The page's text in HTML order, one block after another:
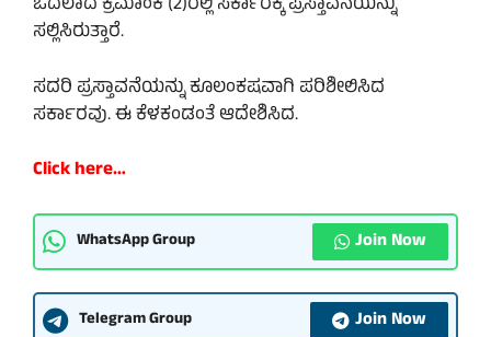
ಸಲ್ಲಿಸಿರುತ್ತಾರೆ.
ಸದರಿ ಪ್ರಸ್ತಾವನೆಯನ್ನು ಕೂಲಂಕಷವಾಗಿ ಪರಿಶೀಲಿಸಿದ
ಸರ್ಕಾರವು. ಈ ಕೆಳಕಂಡಂತೆ ಆದೇಶಿಸಿದ.
Click here…
WhatsApp Group Join Now
Telegram Group Join Now